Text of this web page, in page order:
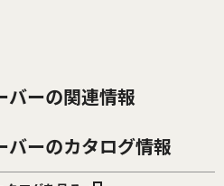
ーの関連情報
ーのカタログ情報